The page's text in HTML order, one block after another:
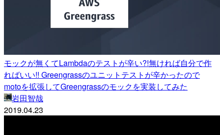
モックが無くてLambdaのテストが辛い?!無ければ自分で作
ればいい!! Greengrassのユニットテストが辛かったので
motoを拡張してGreengrassのモックを実装してみた
岩田智哉
2019.04.23